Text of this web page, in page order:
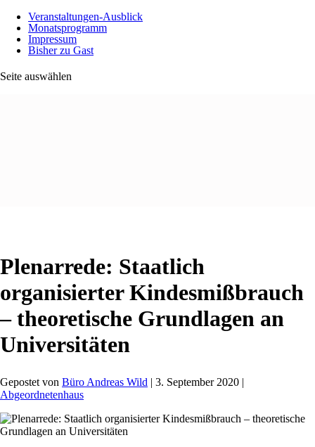
Veranstaltungen-Ausblick
Monatsprogramm
Impressum
Bisher zu Gast
Seite auswählen
Plenarrede: Staatlich
organisierter Kindesmißbrauch
– theoretische Grundlagen an
Universitäten
Gepostet von Büro Andreas Wild | 3. September 2020 |
Abgeordnetenhaus